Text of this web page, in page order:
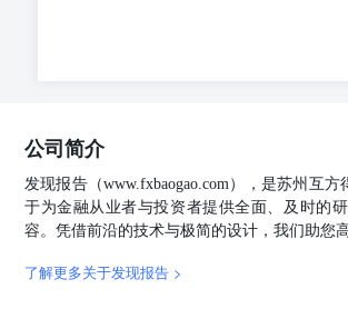
进口来源出现新变化。俄菜油进
请谨慎参考。投资有风险，投资者
我公司所有，未经我公司书面许
出处为“国海良时期货有限公司”
询部。本报告并不构成投资、法律
的咨询建议，且国海良时期货有
资格。 报告仅供参考，请阅读末页
公司简介
发现报告（www.fxbaogao.com），是苏州互
于为金融从业者与投资者提供全面、及时的
容。凭借前沿的技术与极简的设计，我们助您
了解更多关于发现报告 >